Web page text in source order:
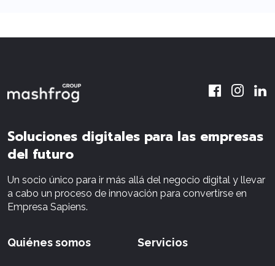
Soluciones digitales para las empresas
del futuro
Un socio único para ir más allá del negocio digital y llevar
a cabo un proceso de innovación para convertirse en
Empresa Sapiens.
Quiénes somos Servicios